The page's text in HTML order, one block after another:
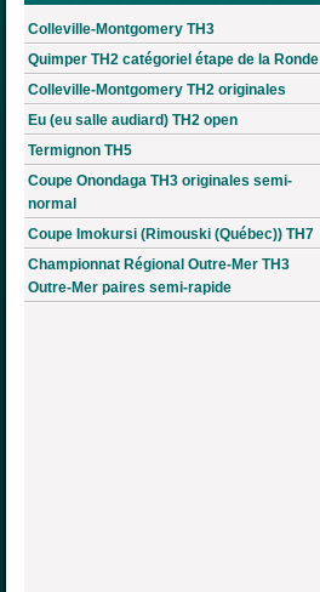
Colleville-Montgomery TH3
Quimper TH2 catégoriel étape de la Ronde
Colleville-Montgomery TH2 originales
Eu (eu salle audiard) TH2 open
Termignon TH5
Coupe Onondaga TH3 originales semi-
normal
Coupe Imokursi (Rimouski (Québec)) TH7
Championnat Régional Outre-Mer TH3
Outre-Mer paires semi-rapide